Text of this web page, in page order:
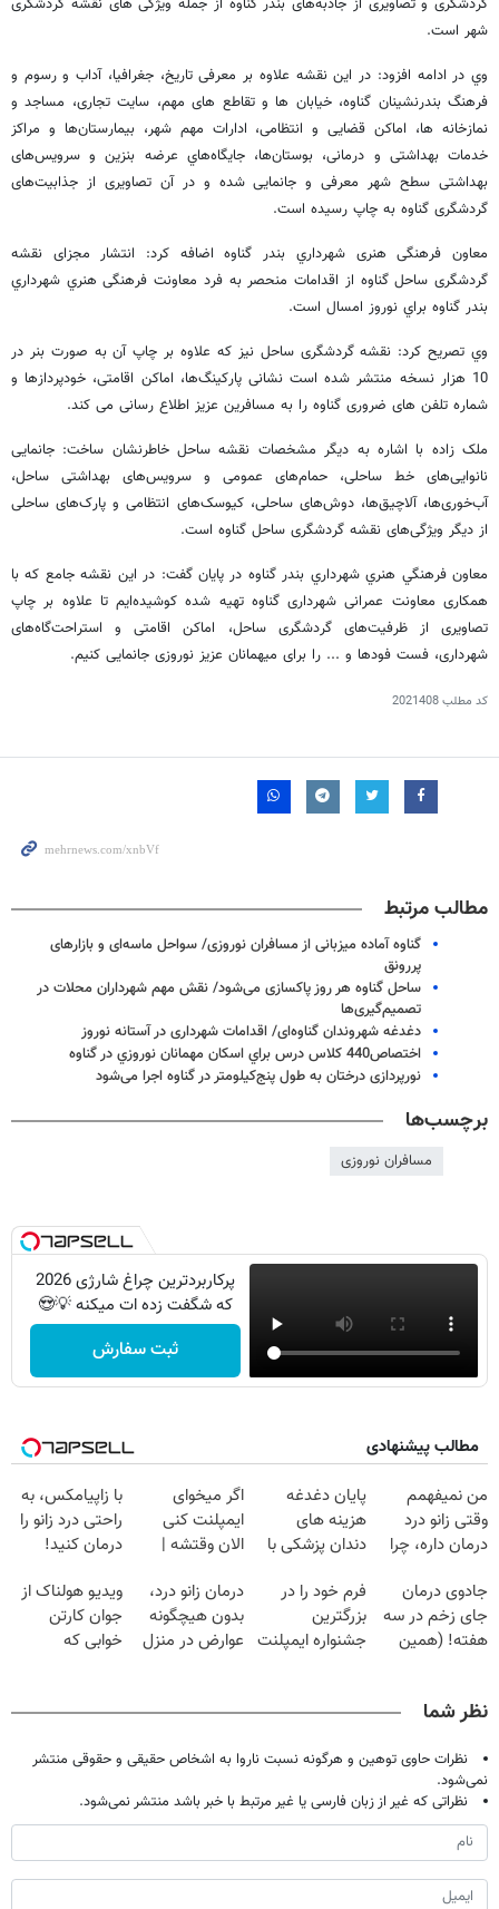
شهر است.
وي در ادامه افزود: در این نقشه علاوه بر معرفی تاریخ، جغرافیا، آداب و رسوم و
فرهنگ بندرنشینان گناوه، خیابان ها و تقاطع های مهم، سایت تجاری، مساجد و
نمازخانه ها، اماکن قضایی و انتظامی، ادارات مهم شهر، بیمارستان‌ها و مراکز
خدمات بهداشتی و درمانی، بوستان‌ها، جايگاه‌هاي عرضه بنزین و سرویس‌های
بهداشتی سطح شهر معرفی و جانمایی شده و در آن تصاویری از جذابیت‌های
گردشگری گناوه به چاپ رسیده است.
معاون فرهنگی هنری شهرداري بندر گناوه اضافه كرد: انتشار مجزای نقشه
گردشگری ساحل گناوه از اقدامات منحصر به فرد معاونت فرهنگی هنري شهرداري
بندر گناوه براي نوروز امسال است.
وي تصريح كرد: نقشه گردشگری ساحل نیز که علاوه بر چاپ آن به صورت بنر در
10 هزار نسخه منتشر شده است نشانی پارکینگ‌ها، اماکن اقامتی، خودپردازها و
شماره تلفن های ضروری گناوه را به مسافرین عزیز اطلاع رسانی می کند.
ملک زاده با اشاره به ديگر مشخصات نقشه ساحل خاطرنشان ساخت: جانمایی
نانوایی‌های خط ساحلی، حمام‌های عمومی و سرویس‌های بهداشتی ساحل،
آب‌خوری‌ها، آلاچیق‌ها، دوش‌های ساحلی، کیوسک‌های انتظامی و پارک‌های ساحلی
از ديگر ویژگی‌های نقشه گردشگری ساحل گناوه است.
معاون فرهنگي هنري شهرداري بندر گناوه در پايان گفت: در این نقشه جامع که با
همکاری معاونت عمرانی شهرداری گناوه تهیه شده کوشیده‌ایم تا علاوه بر چاپ
تصاویری از ظرفیت‌های گردشگری ساحل، اماکن اقامتی و استراحت‌گاه‌های
شهرداری، فست فودها و ... را برای میهمانان عزیز نوروزی جانمایی کنیم.
کد مطلب2021408
مطالب مرتبط
گناوه آماده میزبانی از مسافران نوروزی/ سواحل ماسه‌ای و بازارهای
پررونق
ساحل گناوه هر روز پاکسازی می‌شود/ نقش مهم شهرداران محلات در
تصمیم‌گیری‌ها
دغدغه شهروندان گناوه‌ای/ اقدامات شهرداری در آستانه نوروز
اختصاص440 كلاس درس براي اسكان مهمانان نوروزي در گناوه
نورپردازی درختان به طول پنج‌کیلومتر در گناوه اجرا می‌شود
برچسب‌ها
مسافران نوروزی
پرکاربردترین چراغ شارژی 2026
که شگفت زده ات میکنه 💡😍
ثبت سفارش
مطالب پیشنهادی
من نمیفهمم
وقتی زانو درد
درمان داره، چرا
تحمل میکنی؟❗
پایان دغدغه
هزینه های
دندان پزشکی با
خانگی
اگر میخوای
ایمپلنت کنی
الان وقتشه |
میلیون تومان!!!
با زاپیامکس، به
راحتی درد زانو را
درمان کنید!
جادوی درمان
جای زخم در سه
هفته! (همین
فرم خود را در
بزرگترین
جشنواره ایمپلنت
درمان زانو درد،
بدون هیچگونه
عوارض در منزل
ویدیو هولناک از
جوان کارتن
خوابی که
نظر شما
نظرات حاوی توهین و هرگونه نسبت ناروا به اشخاص حقیقی و حقوقی منتشر
نمی‌شود.
نظراتی که غیر از زبان فارسی یا غیر مرتبط با خبر باشد منتشر نمی‌شود.